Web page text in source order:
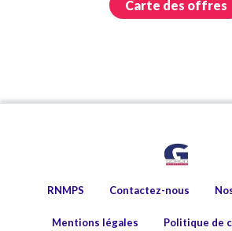
Carte des offres
RNMPS Contactez-nous
Mentions légales Politique de